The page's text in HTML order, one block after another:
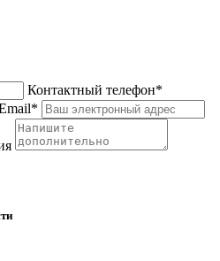
Контактный телефон*